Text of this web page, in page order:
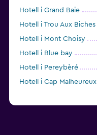
Hotell i Grand Baie
Hotell i Trou Aux Biches
Hotell i Mont Choisy
Hotell i Blue bay
Hotell i Pereybèré
Hotell i Cap Malheureux